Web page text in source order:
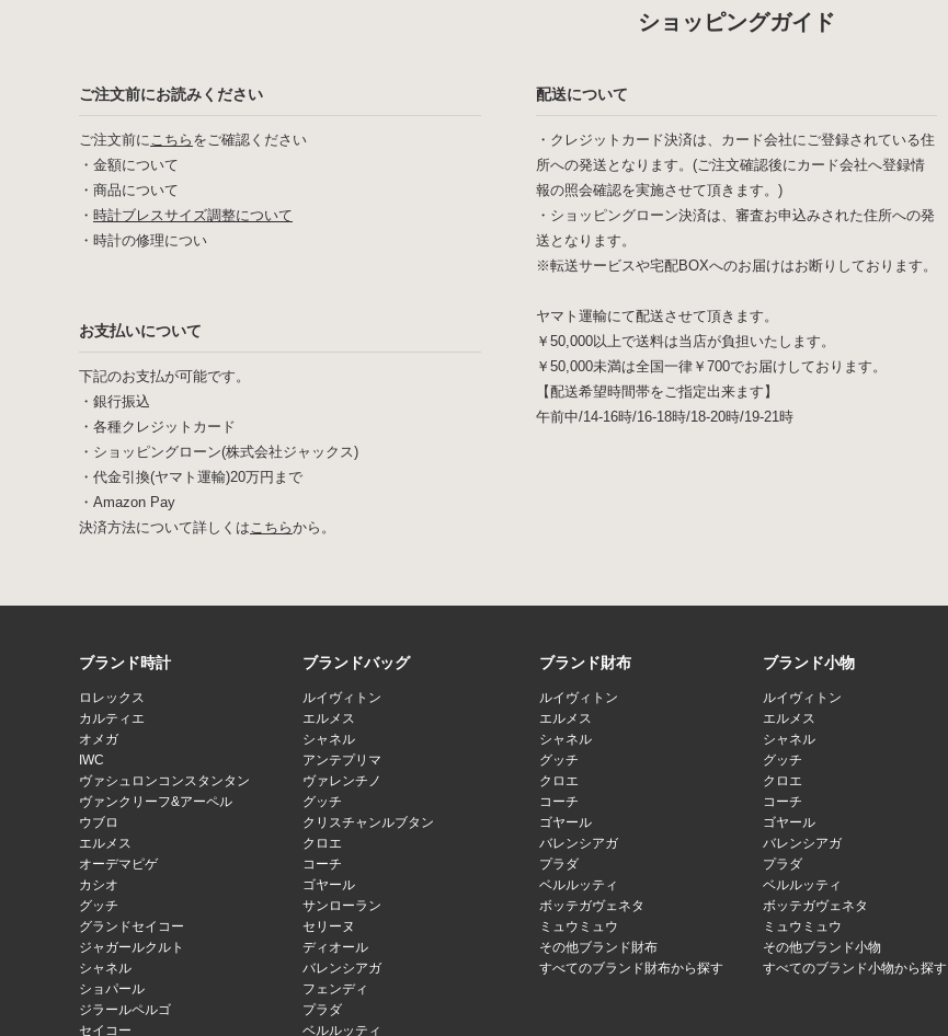
ショッピングガイド
ご注文前にお読みください
ご注文前にこちら をご確認ください
・ 金額について
・ 商品について
・ 時計ブレスサイズ調整について
・ 時計の修理につい
お支払いについて
下記のお支払が可能です。
・銀行振込
・各種クレジットカード
・ショッピングローン(株式会社ジャックス)
・代金引換(ヤマト運輸)20万円まで
・Amazon Pay
決済方法について詳しくはこちらから。
配送について
・クレジットカード決済は、カード会社にご登録されている住
所への発送となります。(ご注文確認後にカード会社へ登録情
報の照会確認を実施させて頂きます。)
・ショッピングローン決済は、審査お申込みされた住所への発
送となります。
※転送サービスや宅配BOXへのお届けはお断りしております。
ヤマト運輸にて配送させて頂きます。
￥50,000以上で送料は当店が負担いたします。
￥50,000未満は全国一律￥700でお届けしております。
【配送希望時間帯をご指定出来ます】
午前中/14-16時/16-18時/18-20時/19-21時
ブランド時計
ロレックス
カルティエ
オメガ
IWC
ヴァシュロンコンスタンタン
ヴァンクリーフ&アーペル
ウブロ
エルメス
オーデマピゲ
カシオ
グッチ
グランドセイコー
ジャガールクルト
シャネル
ショパール
ジラールペルゴ
セイコー
ブランドバッグ
ルイヴィトン
エルメス
シャネル
アンテプリマ
ヴァレンチノ
グッチ
クリスチャンルブタン
クロエ
コーチ
ゴヤール
サンローラン
セリーヌ
ディオール
バレンシアガ
フェンディ
プラダ
ベルルッティ
ブランド財布
ルイヴィトン
エルメス
シャネル
グッチ
クロエ
コーチ
ゴヤール
バレンシアガ
プラダ
ベルルッティ
ボッテガヴェネタ
ミュウミュウ
その他ブランド財布
すべてのブランド財布から探す
ブランド小物
ルイヴィトン
エルメス
シャネル
グッチ
クロエ
コーチ
ゴヤール
バレンシアガ
プラダ
ベルルッティ
ボッテガヴェネタ
ミュウミュウ
その他ブランド小物
すべてのブランド小物から探す